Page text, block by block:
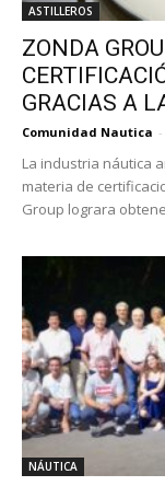
ASTILLEROS
ZONDA
GRACIAS A
Comunidad Nautica -
La industria náutica
materia de
Group lograra
NÁUTICA